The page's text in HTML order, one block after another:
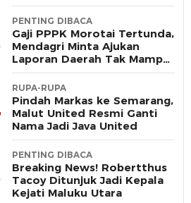
PENTING DIBACA
Gaji PPPK Morotai Tertunda,
Mendagri Minta Ajukan
Laporan Daerah Tak Mampu
Bayar Pegawai
RUPA-RUPA
Pindah Markas ke Semarang,
Malut United Resmi Ganti
Nama Jadi Java United
PENTING DIBACA
Breaking News! Robertthus
Tacoy Ditunjuk Jadi Kepala
Kejati Maluku Utara